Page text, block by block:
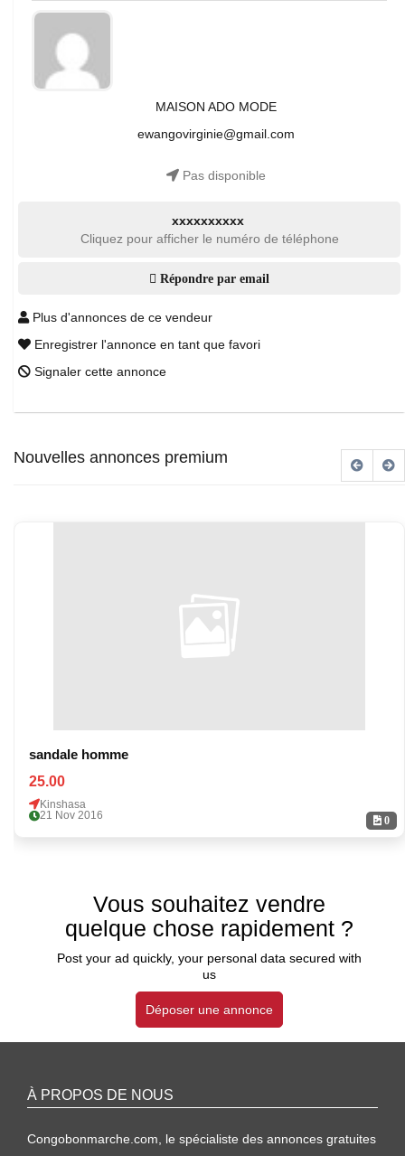
MAISON ADO MODE
ewangovirginie@gmail.com
Pas disponible
xxxxxxxxxx
Cliquez pour afficher le numéro de téléphone
Répondre par email
Plus d'annonces de ce vendeur
Enregistrer l'annonce en tant que favori
Signaler cette annonce
Nouvelles annonces premium
0
sandale homme
25.00
Kinshasa
21 Nov 2016
Vous souhaitez vendre
quelque chose rapidement ?
Post your ad quickly, your personal data secured with
us
Déposer une annonce
À PROPOS DE NOUS
Congobonmarche.com, le spécialiste des annonces gratuites